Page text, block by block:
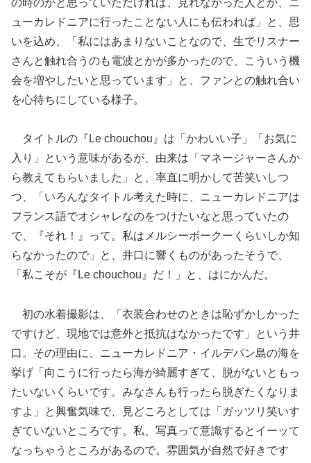
ューカレドニアに行ったことない人にも伝われば」と、思
いを込め、「私にはあまりないことなので、生でリスナー
さんと触れ合うのも電波とかが多かったので、こういう機
会を増やしたいと思っています」と、ファンとの触れ合い
を心待ちにしている様子。
タイトルの『Le chouchou』は「かわいい子」「お気に
入り」という意味があるが、由来は「マネージャーさんか
ら教えてもらいました」と、率直に明かして苦笑いしつ
つ、「いろんなタイトル考えた時に、ニューカレドニアは
フランス語でオシャレなのをつけたいなと思っていたの
で、『それ！』って。私はメルシーボークーくらいしか知
らなかったので」と、井口に響くものがあったそうで、
「私こそが『Le chouchou』だ！」と、はにかんだ。
初の水着撮影は、「衣装合わせのときは恥ずかしかった
ですけど、現地では意外と抵抗はなかったです」という井
口。その理由に、ニューカレドニア・イルデパン島の海を
挙げ「向こうに行ったら海が綺麗すぎて、脱がないともっ
たいないくらいです。みなさんも行ったら脱ぎたくなりま
すよ」と興奮気味で、見どころとしては「ガッツリ笑いす
ぎていないところです。私、写真って意識するとイーッて
なっちゃうところがあるので。雰囲気が自然で好きです